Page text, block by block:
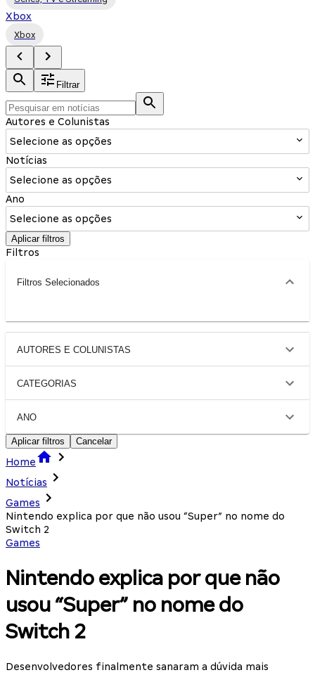
Xbox
Xbox
Filtrar
Autores e Colunistas
Selecione as opções
Notícias
Selecione as opções
Ano
Selecione as opções
Aplicar filtros
Filtros
Filtros Selecionados
AUTORES E COLUNISTAS
CATEGORIAS
ANO
Aplicar filtros Cancelar
Home
Notícias
Games
Nintendo explica por que não usou “Super” no nome do
Switch 2
Games
Nintendo explica por que não
usou “Super” no nome do
Switch 2
Desenvolvedores finalmente sanaram a dúvida mais